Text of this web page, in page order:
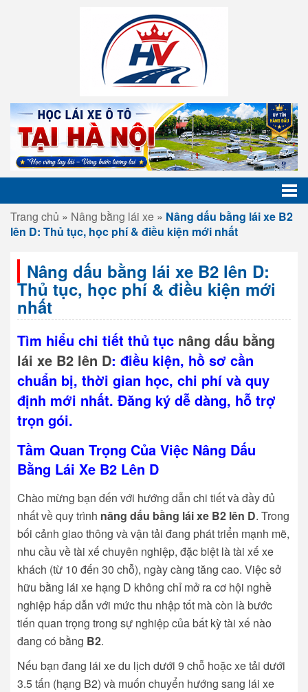
Trang chủ » Nâng bằng lái xe » Nâng dấu bằng lái xe B2
lên D: Thủ tục, học phí & điều kiện mới nhất
Nâng dấu bằng lái xe B2 lên D:
Thủ tục, học phí & điều kiện mới
nhất
Tìm hiểu chi tiết thủ tục nâng dấu bằng
lái xe B2 lên D: điều kiện, hồ sơ cần
chuẩn bị, thời gian học, chi phí và quy
định mới nhất. Đăng ký dễ dàng, hỗ trợ
trọn gói.
Tầm Quan Trọng Của Việc Nâng Dấu
Bằng Lái Xe B2 Lên D
Chào mừng bạn đến với hướng dẫn chi tiết và đầy đủ
nhất về quy trình nâng dấu bằng lái xe B2 lên D. Trong
bối cảnh giao thông và vận tải đang phát triển mạnh mẽ,
nhu cầu về tài xế chuyên nghiệp, đặc biệt là tài xế xe
khách (từ 10 đến 30 chỗ), ngày càng tăng cao. Việc sở
hữu bằng lái xe hạng D không chỉ mở ra cơ hội nghề
nghiệp hấp dẫn với mức thu nhập tốt mà còn là bước
tiến quan trọng trong sự nghiệp của bất kỳ tài xế nào
đang có bằng B2.
Nếu bạn đang lái xe du lịch dưới 9 chỗ hoặc xe tải dưới
3.5 tấn (hạng B2) và muốn chuyển hướng sang lái xe